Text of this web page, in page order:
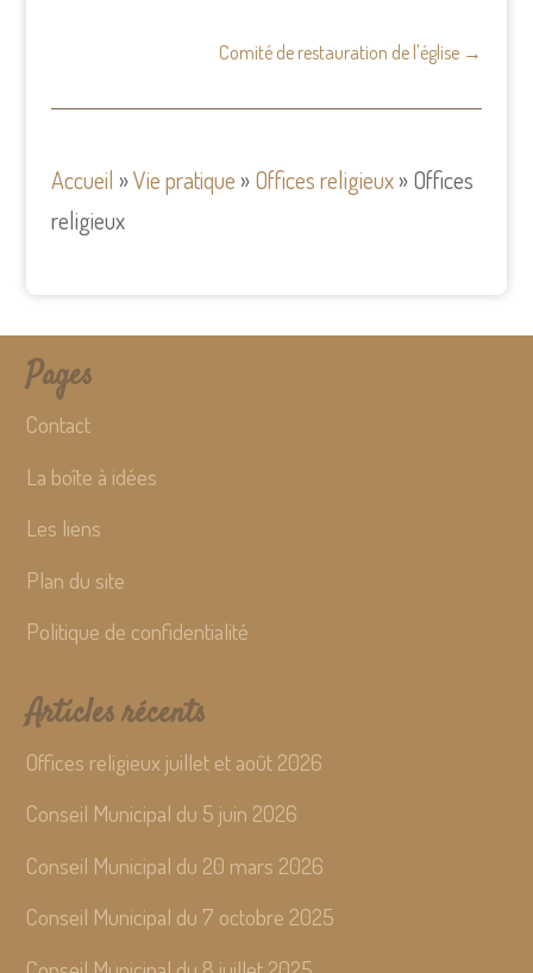
Comité de restauration de l'église →
Accueil »Vie pratique »Offices religieux»Offices
religieux
Pages
Contact
La boîte à idées
Les liens
Plan du site
Politique de confidentialité
Articles récents
Offices religieux juillet et août 2026
Conseil Municipal du 5 juin 2026
Conseil Municipal du 20 mars 2026
Conseil Municipal du 7 octobre 2025